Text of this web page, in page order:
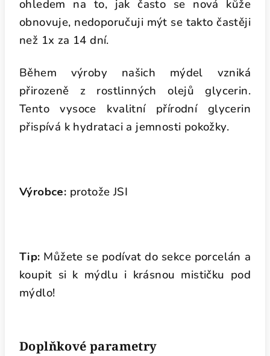
ohledem na to, jak často se nová kůže
obnovuje, nedoporučuji mýt se takto častěji
než 1x za 14 dní.
Během výroby našich mýdel vzniká
přirozeně z rostlinných olejů glycerin.
Tento vysoce kvalitní přírodní glycerin
přispívá k hydrataci a jemnosti pokožky.
Výrobce: protože JSI
Tip: Můžete se podívat do sekce porcelán a
koupit si k mýdlu i krásnou mističku pod
mýdlo!
Doplňkové parametry